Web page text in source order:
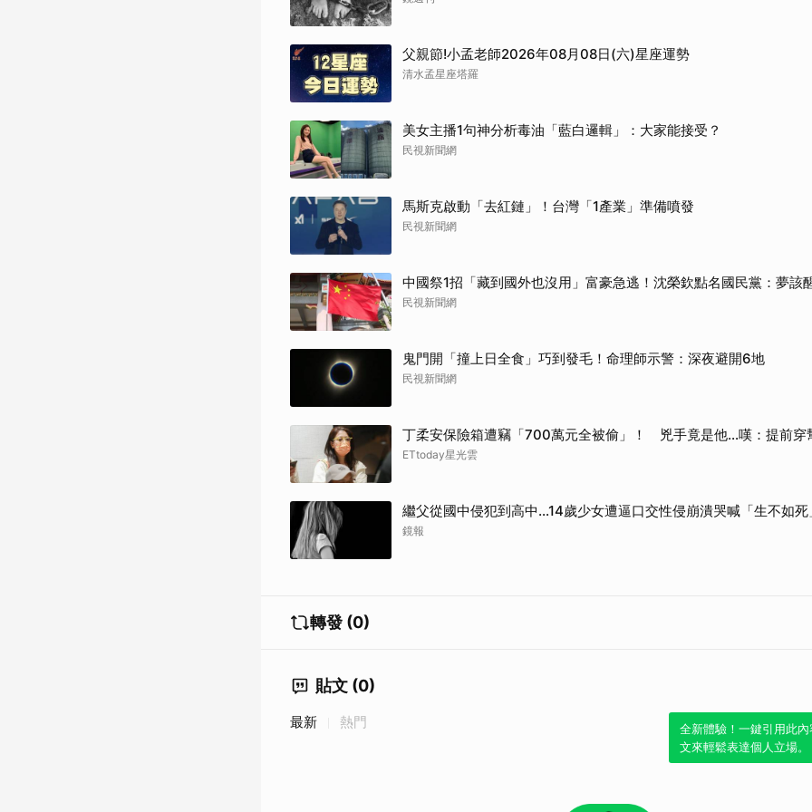
父親節!小孟老師2026年08月08日(六)星座運勢
清水孟星座塔羅
美女主播1句神分析毒油「藍白邏輯」：大家能接受？
民視新聞網
馬斯克啟動「去紅鏈」！台灣「1產業」準備噴發
民視新聞網
中國祭1招「藏到國外也沒用」富豪急逃！沈榮欽點名國民黨：夢該
民視新聞網
鬼門開「撞上日全食」巧到發毛！命理師示警：深夜避開6地
民視新聞網
丁柔安保險箱遭竊「700萬元全被偷」！ 兇手竟是他...嘆：提前穿
ETtoday星光雲
繼父從國中侵犯到高中…14歲少女遭逼口交性侵崩潰哭喊「生不如
鏡報
轉發 (0)
貼文 (0)
全新體驗！一鍵引用此
文來輕鬆表達個人立場。
最新 熱門